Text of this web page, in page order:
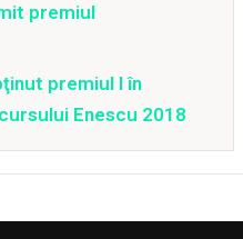
premiul
premiul I în
Enescu 2018